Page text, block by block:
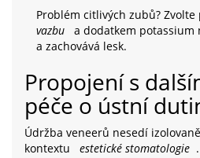
Problém citlivých zubů? Zvolte
vazbu
a dodatkem
a zachovává lesk.
Propojení s
péče o ústní
Údržba veneerů nesedí
kontextu
estetické stomatologie